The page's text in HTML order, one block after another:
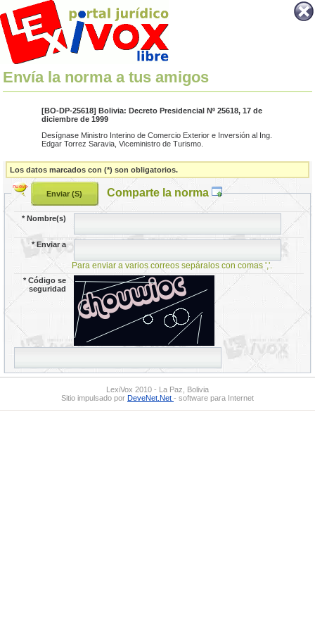
Envía la norma a tus amigos
[BO-DP-25618] Bolivia: Decreto Presidencial Nº 25618, 17 de
diciembre de 1999
Desígnase Ministro Interino de Comercio Exterior e Inversión al Ing.
Edgar Torrez Saravia, Viceministro de Turismo.
Los datos marcados con (*) son obligatorios.
Comparte la norma
*Nombre(s)
*Enviar a
Para enviar a varios correos sepáralos con comas ','.
*Código se
seguridad
LexiVox 2010 - La Paz, Bolivia
Sitio impulsado por DeveNet.Net - software para Internet